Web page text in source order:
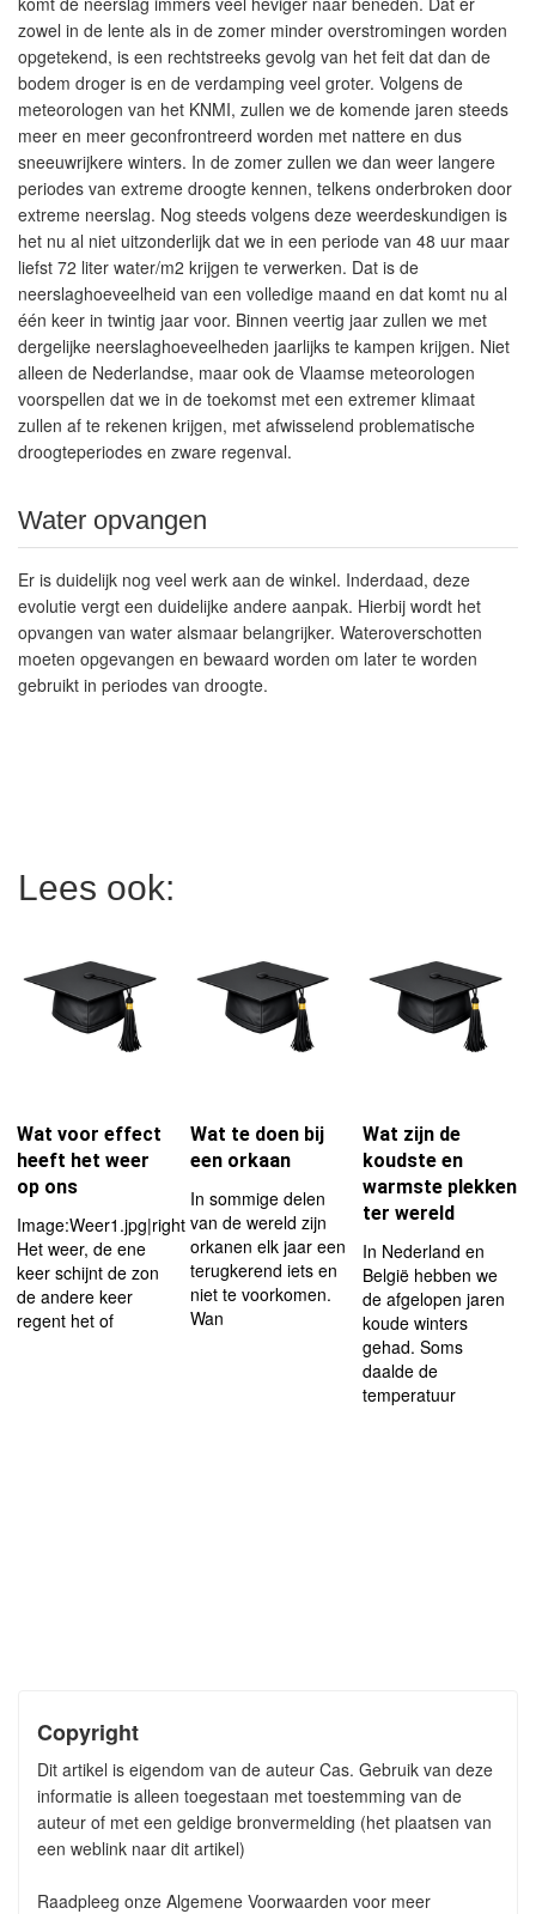
zowel in de lente als in de zomer minder overstromingen worden
opgetekend, is een rechtstreeks gevolg van het feit dat dan de
bodem droger is en de verdamping veel groter. Volgens de
meteorologen van het KNMI, zullen we de komende jaren steeds
meer en meer geconfrontreerd worden met nattere en dus
sneeuwrijkere winters. In de zomer zullen we dan weer langere
periodes van extreme droogte kennen, telkens onderbroken door
extreme neerslag. Nog steeds volgens deze weerdeskundigen is
het nu al niet uitzonderlijk dat we in een periode van 48 uur maar
liefst 72 liter water/m2 krijgen te verwerken. Dat is de
neerslaghoeveelheid van een volledige maand en dat komt nu al
één keer in twintig jaar voor. Binnen veertig jaar zullen we met
dergelijke neerslaghoeveelheden jaarlijks te kampen krijgen. Niet
alleen de Nederlandse, maar ook de Vlaamse meteorologen
voorspellen dat we in de toekomst met een extremer klimaat
zullen af te rekenen krijgen, met afwisselend problematische
droogteperiodes en zware regenval.
Water opvangen
Er is duidelijk nog veel werk aan de winkel. Inderdaad, deze
evolutie vergt een duidelijke andere aanpak. Hierbij wordt het
opvangen van water alsmaar belangrijker. Wateroverschotten
moeten opgevangen en bewaard worden om later te worden
gebruikt in periodes van droogte.
Lees ook:
Wat voor effect
heeft het weer
op ons
Image:Weer1.jpg|right|thumb|180px
Het weer, de ene
keer schijnt de zon
de andere keer
regent het of
Wat te doen bij
een orkaan
In sommige delen
van de wereld zijn
orkanen elk jaar een
terugkerend iets en
niet te voorkomen.
Wan
Wat zijn de
koudste en
warmste plekken
ter wereld
In Nederland en
België hebben we
de afgelopen jaren
koude winters
gehad. Soms
daalde de
temperatuur
Copyright
Dit artikel is eigendom van de auteur Cas. Gebruik van deze
informatie is alleen toegestaan met toestemming van de
auteur of met een geldige bronvermelding (het plaatsen van
een weblink naar dit artikel)
Raadpleeg onze Algemene Voorwaarden voor meer